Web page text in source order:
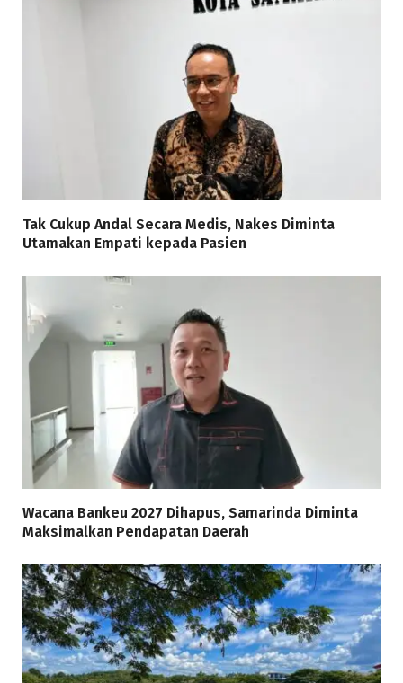
Tak Cukup Andal Secara Medis, Nakes Diminta
Utamakan Empati kepada Pasien
Wacana Bankeu 2027 Dihapus, Samarinda Diminta
Maksimalkan Pendapatan Daerah